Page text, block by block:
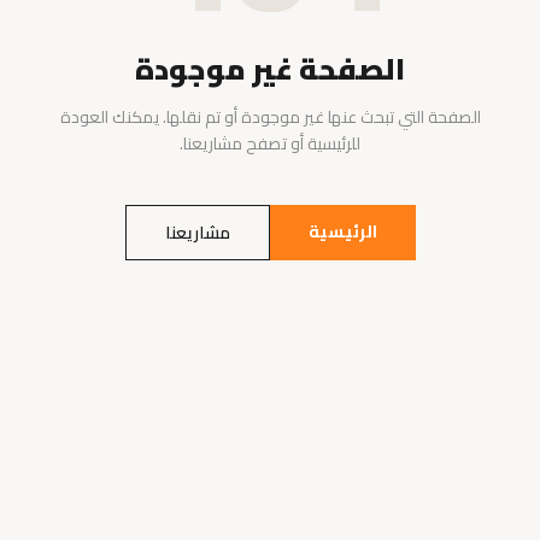
الصفحة غير موجودة
الصفحة التي تبحث عنها غير موجودة أو تم نقلها. يمكنك العودة
للرئيسية أو تصفح مشاريعنا.
الرئيسية مشاريعنا